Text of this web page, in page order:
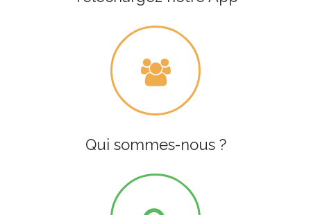
Qui sommes-nous ?